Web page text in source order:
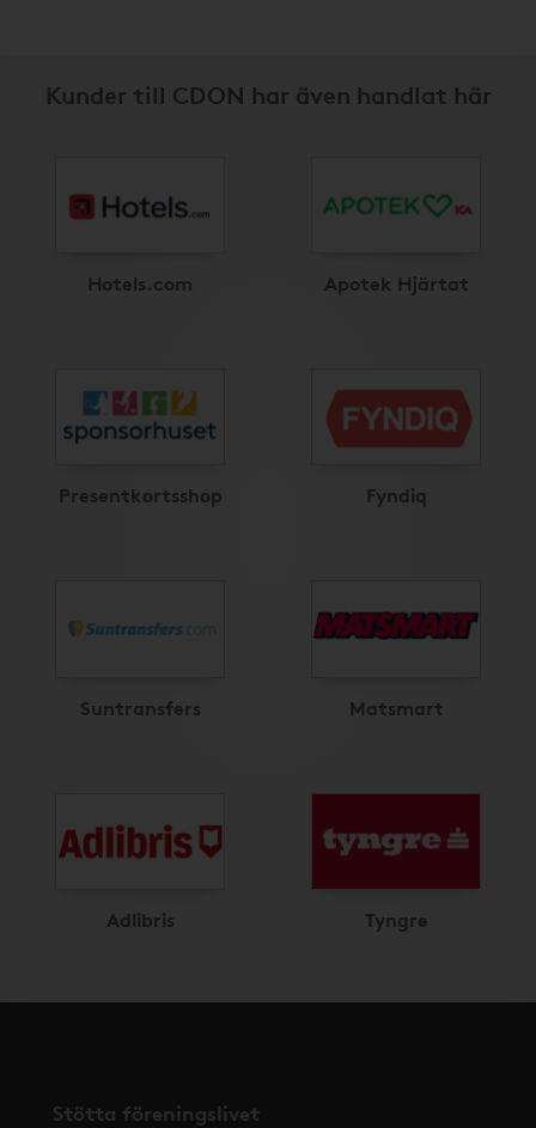
Kunder till CDON har även handlat här
Hotels.com Apotek Hjärtat
Presentkortsshop Fyndiq
Suntransfers Matsmart
Adlibris Tyngre
Stötta föreningslivet